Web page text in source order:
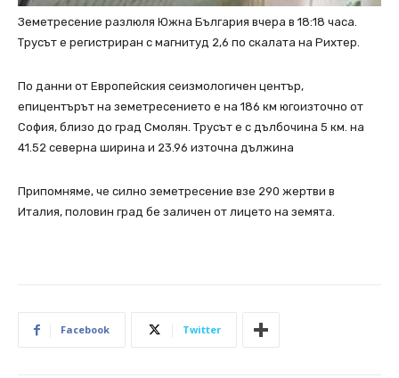
Земетресение разлюля Южна България вчера в 18:18 часа.
Трусът е регистриран с магнитуд 2,6 по скалата на Рихтер.
По данни от Европейския сеизмологичен център,
епицентърът на земетресението е на 186 км югоизточно от
София, близо до град Смолян. Трусът е с дълбочина 5 км. на
41.52 северна ширина и 23.96 източна дължина
Припомняме, че силно земетресение взе 290 жертви в
Италия, половин град бе заличен от лицето на земята.
Facebook Twitter